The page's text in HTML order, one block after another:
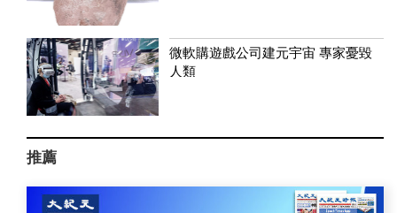
微軟購遊戲公司建元宇宙 專家憂毀
人類
推薦